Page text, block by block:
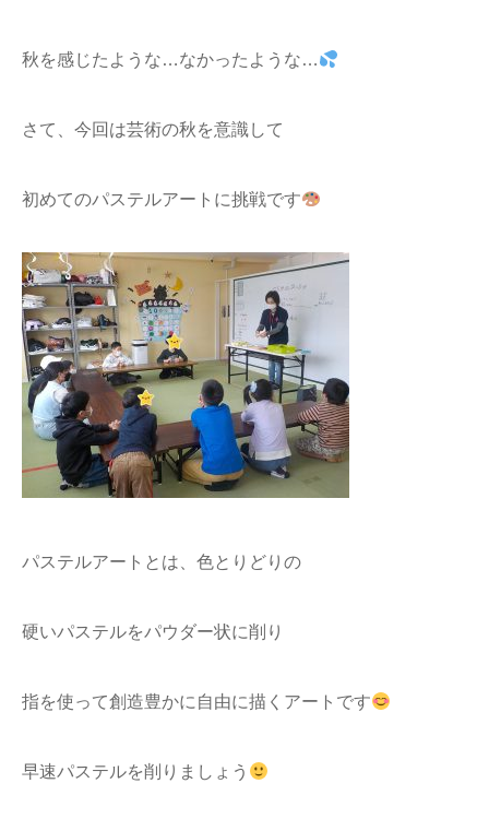
秋を感じたような…なかったような…
さて、今回は芸術の秋を意識して
初めてのパステルアートに挑戦です
パステルアートとは、色とりどりの
硬いパステルをパウダー状に削り
指を使って創造豊かに自由に描くアートです
早速パステルを削りましょう